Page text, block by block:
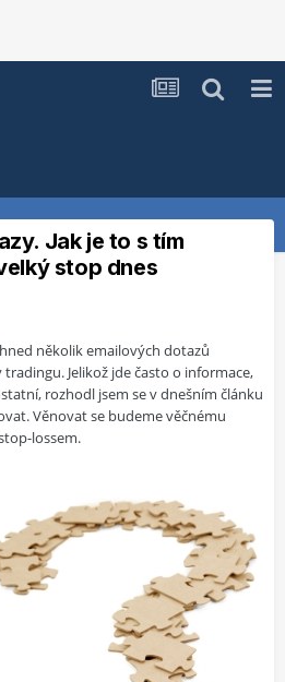
Jak je to s tím
stop dnes
několik emailových dotazů
Jelikož jde často o informace,
rozhodl jsem se v dnešním článku
Věnovat se budeme věčnému
lossem.